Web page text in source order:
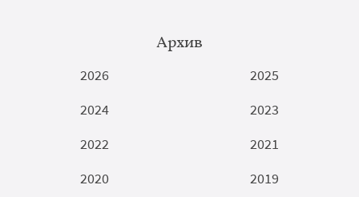
Архив
2026
2025
2024
2023
2022
2021
2020
2019